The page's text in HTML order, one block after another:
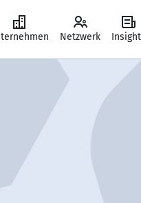
Netzwerk